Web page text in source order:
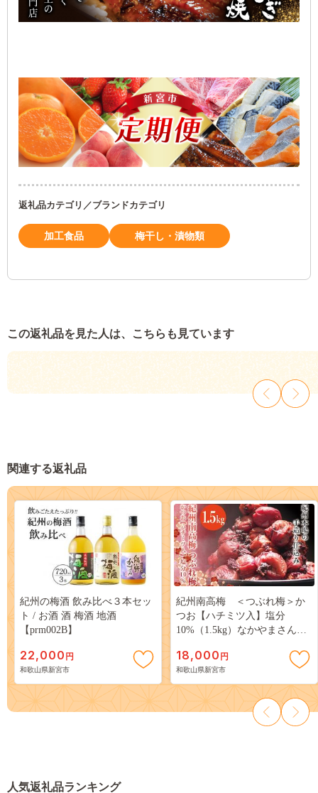
返礼品カテゴリ／ブランドカテゴリ
加工食品 梅干し・漬物類
この返礼品を見た人は、こちらも見ています
関連する返礼品
紀州の梅酒 飲み比べ３本セッ
ト / お酒 酒 梅酒 地酒
【prm002B】
22,000 円
和歌山県新宮市
紀州南高梅 ＜つぶれ梅＞か
つお【ハチミツ入】塩分
10%（1.5kg）なかやまさんち
18,000 円
和歌山県新宮市
人気返礼品ランキング